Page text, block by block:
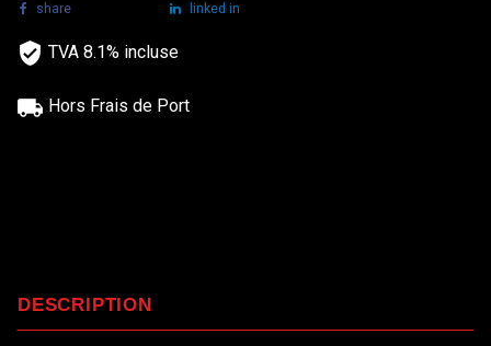
share linked in
TVA 8.1% incluse
Hors Frais de Port
DESCRIPTION